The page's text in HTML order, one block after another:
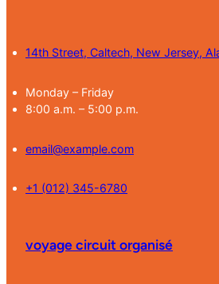
14th Street, Caltech, New Jersey,
Monday – Friday
8:00 a.m. – 5:00 p.m.
email@example.com
+1 (012) 345-6780
voyage circuit organisé